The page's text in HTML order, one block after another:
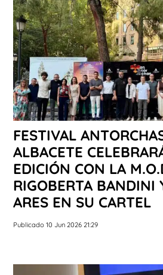
FESTIVAL
ALBACETE
EDICIÓN CON LA
RIGOBERTA BANDINI
ARES EN SU CARTEL
Publicado 10 Jun 2026 21:29